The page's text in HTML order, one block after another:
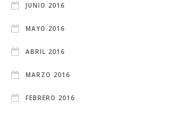
JUNIO 2016
MAYO 2016
ABRIL 2016
MARZO 2016
FEBRERO 2016